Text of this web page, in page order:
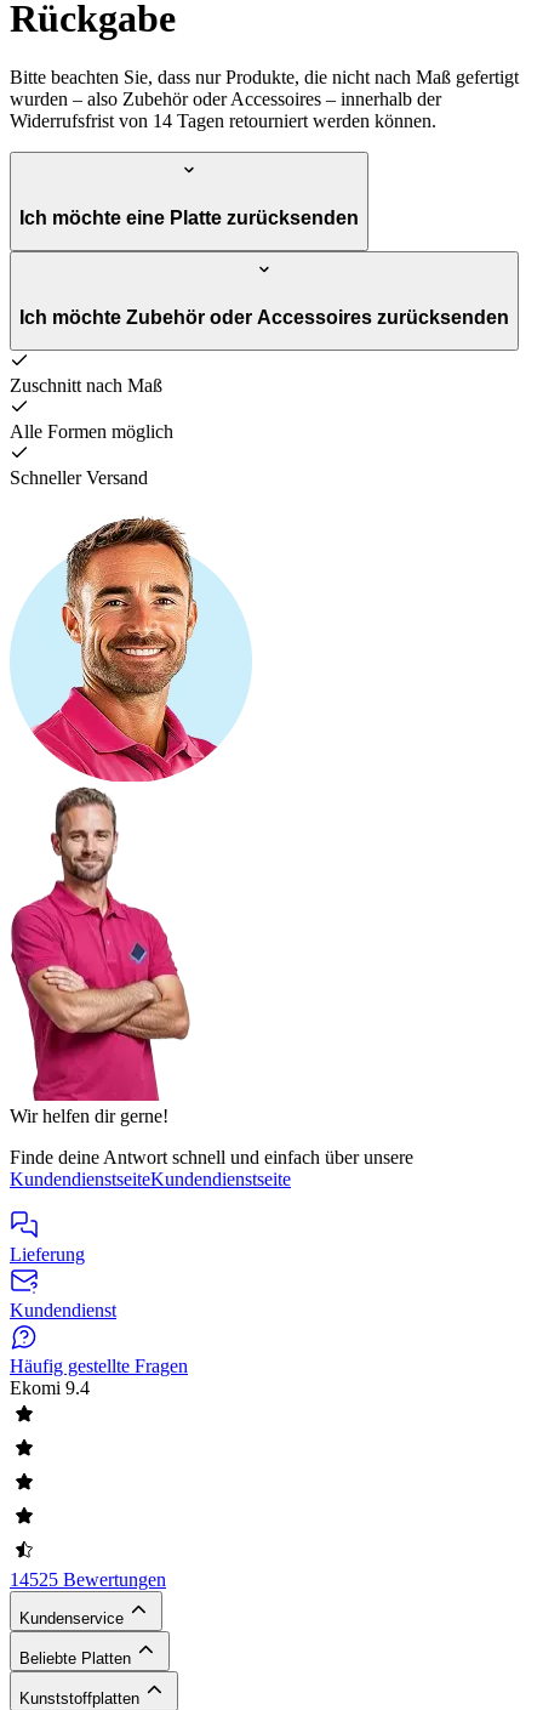
Rückgabe
Bitte beachten Sie, dass nur Produkte, die nicht nach Maß gefertigt
wurden – also Zubehör oder Accessoires – innerhalb der
Widerrufsfrist von 14 Tagen retourniert werden können.
Ich möchte eine Platte zurücksenden
Ich möchte Zubehör oder Accessoires zurücksenden
Zuschnitt nach Maß
Alle Formen möglich
Schneller Versand
Wir helfen dir gerne!
Finde deine Antwort schnell und einfach über unsere
KundendienstseiteKundendienstseite
Lieferung
Kundendienst
Häufig gestellte Fragen
Ekomi 9.4
14525 Bewertungen
Kundenservice
Beliebte Platten
Kunststoffplatten